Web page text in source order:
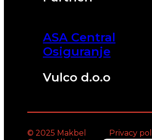
ASA Central
Osiguranje
Vulco d.o.o
© 2025 Makbel
Privacy